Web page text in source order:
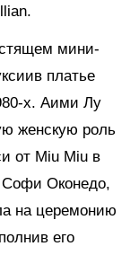
мини-
платье
х. Аими Лу
женскую роль
от Miu Miu в
Софи Оконедо,
на церемонию
его